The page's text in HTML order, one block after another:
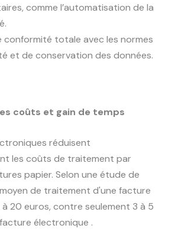
comme l’automatisation de la
conformité totale avec les normes
et de conservation des données.
coûts et gain de temps
réduisent
les coûts de traitement par
papier. Selon une étude de
de traitement d'une facture
20 euros, contre seulement 3 à 5
électronique .